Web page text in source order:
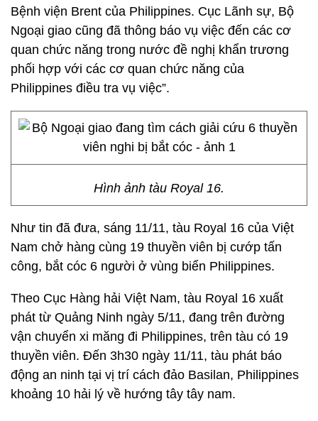
Bệnh viện Brent của Philippines. Cục Lãnh sự, Bộ
Ngoại giao cũng đã thông báo vụ việc đến các cơ
quan chức năng trong nước đề nghị khẩn trương
phối hợp với các cơ quan chức năng của
Philippines điều tra vụ việc”.
Hình ảnh tàu Royal 16.
Như tin đã đưa, sáng 11/11, tàu Royal 16 của Việt
Nam chở hàng cùng 19 thuyền viên bị cướp tấn
công, bắt cóc 6 người ở vùng biển Philippines.
Theo Cục Hàng hải Việt Nam, tàu Royal 16 xuất
phát từ Quảng Ninh ngày 5/11, đang trên đường
vận chuyển xi măng đi Philippines, trên tàu có 19
thuyền viên. Đến 3h30 ngày 11/11, tàu phát báo
động an ninh tại vị trí cách đảo Basilan, Philippines
khoảng 10 hải lý về hướng tây tây nam.